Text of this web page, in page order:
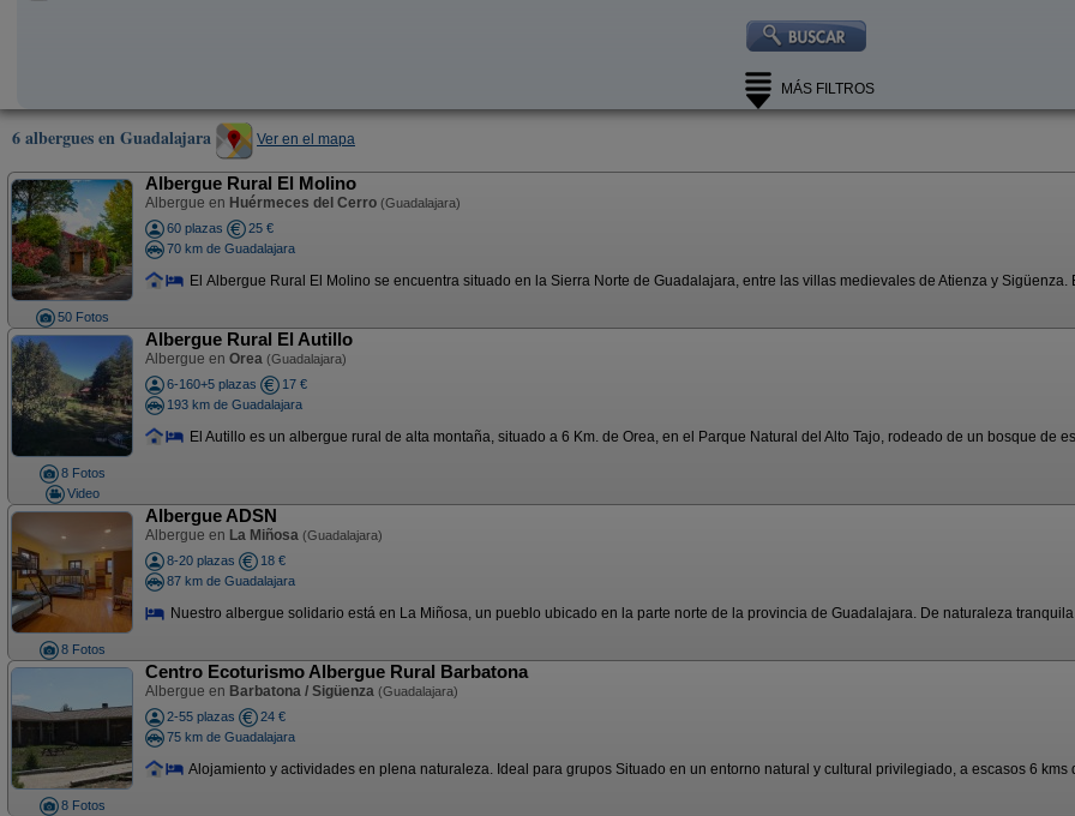
MÁS FILTROS
6 albergues en Guadalajara Ver en el mapa
50 Fotos
Albergue Rural El Molino
Albergue en Huérmeces del Cerro (Guadalajara)
60 plazas
25 €
70 km de Guadalajara
El Albergue Rural El Molino se encuentra situado en la Sierra Norte de Guadalajara, entre las villas medievales de Atienza y Sigüenza.
8 Fotos
Video
Albergue Rural El Autillo
Albergue en Orea (Guadalajara)
6-160+5 plazas
17 €
193 km de Guadalajara
El Autillo es un albergue rural de alta montaña, situado a 6 Km. de Orea, en el Parque Natural del Alto Tajo, rodeado de un bosque de
8 Fotos
Albergue ADSN
Albergue en La Miñosa (Guadalajara)
8-20 plazas
18 €
87 km de Guadalajara
Nuestro albergue solidario está en La Miñosa, un pueblo ubicado en la parte norte de la provincia de Guadalajara. De naturaleza tranquila
8 Fotos
Centro Ecoturismo Albergue Rural Barbatona
Albergue en Barbatona / Sigüenza (Guadalajara)
2-55 plazas
24 €
75 km de Guadalajara
Alojamiento y actividades en plena naturaleza. Ideal para grupos Situado en un entorno natural y cultural privilegiado, a escasos 6 kms